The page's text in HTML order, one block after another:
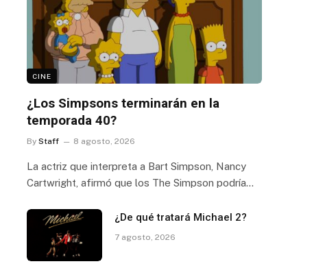
CINE
¿Los Simpsons terminarán en la
temporada 40?
By Staff 8 agosto, 2026
La actriz que interpreta a Bart Simpson, Nancy
Cartwright, afirmó que los The Simpson podría…
¿De qué tratará Michael 2?
7 agosto, 2026